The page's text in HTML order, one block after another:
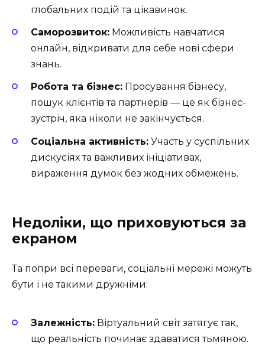
глобальних подій та цікавинок.
Саморозвиток: Можливість навчатися
онлайн, відкривати для себе нові сфери
знань.
Робота та бізнес: Просування бізнесу,
пошук клієнтів та партнерів — це як бізнес-
зустріч, яка ніколи не закінчується.
Соціальна активність: Участь у суспільних
дискусіях та важливих ініціативах,
вираження думок без жодних обмежень.
Недоліки, що приховуються за
екраном
Та попри всі переваги, соціальні мережі можуть
бути і не такими дружніми:
Залежність: Віртуальний світ затягує так,
що реальність починає здаватися тьмяною.